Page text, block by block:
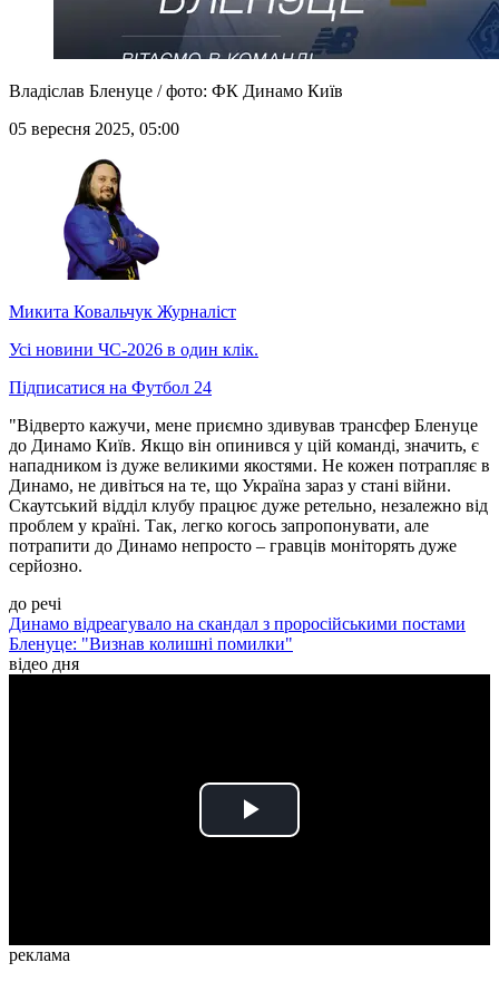
Владіслав Бленуце / фото: ФК Динамо Київ
05 вересня 2025, 05:00
Микита Ковальчук Журналіст
Усі новини ЧС-2026 в один клік.
Підписатися на Футбол 24
"Відверто кажучи, мене приємно здивував трансфер Бленуце
до Динамо Київ. Якщо він опинився у цій команді, значить, є
нападником із дуже великими якостями. Не кожен потрапляє в
Динамо, не дивіться на те, що Україна зараз у стані війни.
Скаутський відділ клубу працює дуже ретельно, незалежно від
проблем у країні. Так, легко когось запропонувати, але
потрапити до Динамо непросто – гравців моніторять дуже
серйозно.
до речі
Динамо відреагувало на скандал з проросійськими постами
Бленуце: "Визнав колишні помилки"
відео дня
Play
реклама